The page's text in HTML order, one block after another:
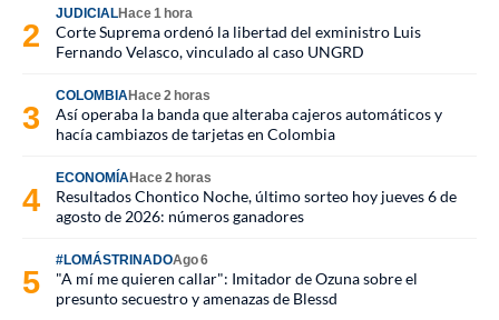
JUDICIALHace 1 hora
Corte Suprema ordenó la libertad del exministro Luis
Fernando Velasco, vinculado al caso UNGRD
COLOMBIAHace 2 horas
Así operaba la banda que alteraba cajeros automáticos y
hacía cambiazos de tarjetas en Colombia
ECONOMÍAHace 2 horas
Resultados Chontico Noche, último sorteo hoy jueves 6 de
agosto de 2026: números ganadores
#LOMÁSTRINADOAgo 6
"A mí me quieren callar": Imitador de Ozuna sobre el
presunto secuestro y amenazas de Blessd